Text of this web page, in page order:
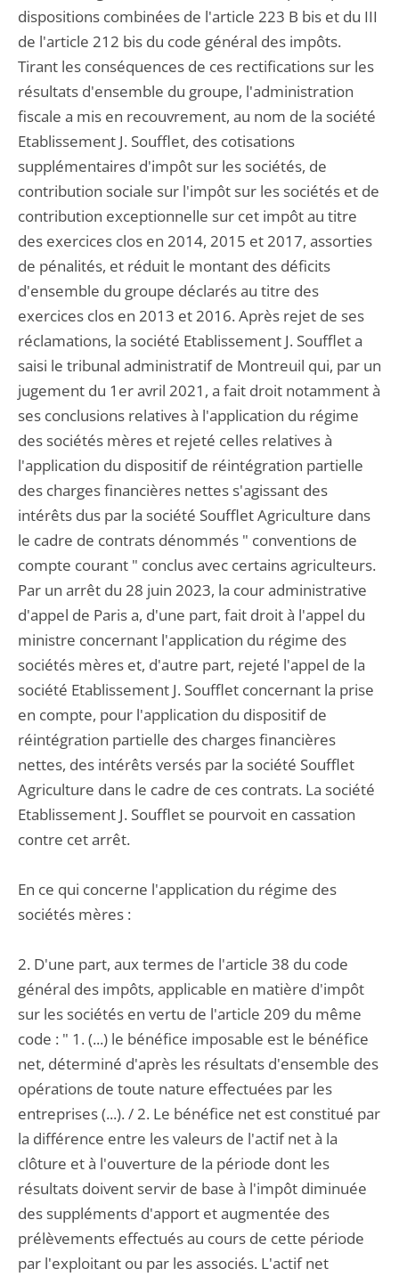
dispositions combinées de l'article 223 B bis et du III
de l'article 212 bis du code général des impôts.
Tirant les conséquences de ces rectifications sur les
résultats d'ensemble du groupe, l'administration
fiscale a mis en recouvrement, au nom de la société
Etablissement J. Soufflet, des cotisations
supplémentaires d'impôt sur les sociétés, de
contribution sociale sur l'impôt sur les sociétés et de
contribution exceptionnelle sur cet impôt au titre
des exercices clos en 2014, 2015 et 2017, assorties
de pénalités, et réduit le montant des déficits
d'ensemble du groupe déclarés au titre des
exercices clos en 2013 et 2016. Après rejet de ses
réclamations, la société Etablissement J. Soufflet a
saisi le tribunal administratif de Montreuil qui, par un
jugement du 1er avril 2021, a fait droit notamment à
ses conclusions relatives à l'application du régime
des sociétés mères et rejeté celles relatives à
l'application du dispositif de réintégration partielle
des charges financières nettes s'agissant des
intérêts dus par la société Soufflet Agriculture dans
le cadre de contrats dénommés " conventions de
compte courant " conclus avec certains agriculteurs.
Par un arrêt du 28 juin 2023, la cour administrative
d'appel de Paris a, d'une part, fait droit à l'appel du
ministre concernant l'application du régime des
sociétés mères et, d'autre part, rejeté l'appel de la
société Etablissement J. Soufflet concernant la prise
en compte, pour l'application du dispositif de
réintégration partielle des charges financières
nettes, des intérêts versés par la société Soufflet
Agriculture dans le cadre de ces contrats. La société
Etablissement J. Soufflet se pourvoit en cassation
contre cet arrêt.
En ce qui concerne l'application du régime des
sociétés mères :
2. D'une part, aux termes de l'article 38 du code
général des impôts, applicable en matière d'impôt
sur les sociétés en vertu de l'article 209 du même
code : " 1. (...) le bénéfice imposable est le bénéfice
net, déterminé d'après les résultats d'ensemble des
opérations de toute nature effectuées par les
entreprises (...). / 2. Le bénéfice net est constitué par
la différence entre les valeurs de l'actif net à la
clôture et à l'ouverture de la période dont les
résultats doivent servir de base à l'impôt diminuée
des suppléments d'apport et augmentée des
prélèvements effectués au cours de cette période
par l'exploitant ou par les associés. L'actif net